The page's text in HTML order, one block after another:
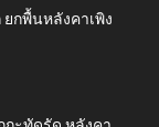
กพื้นหลังคาเพิง